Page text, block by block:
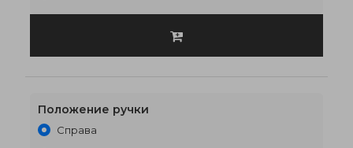
800 x 2100
Положение ручки
Справа